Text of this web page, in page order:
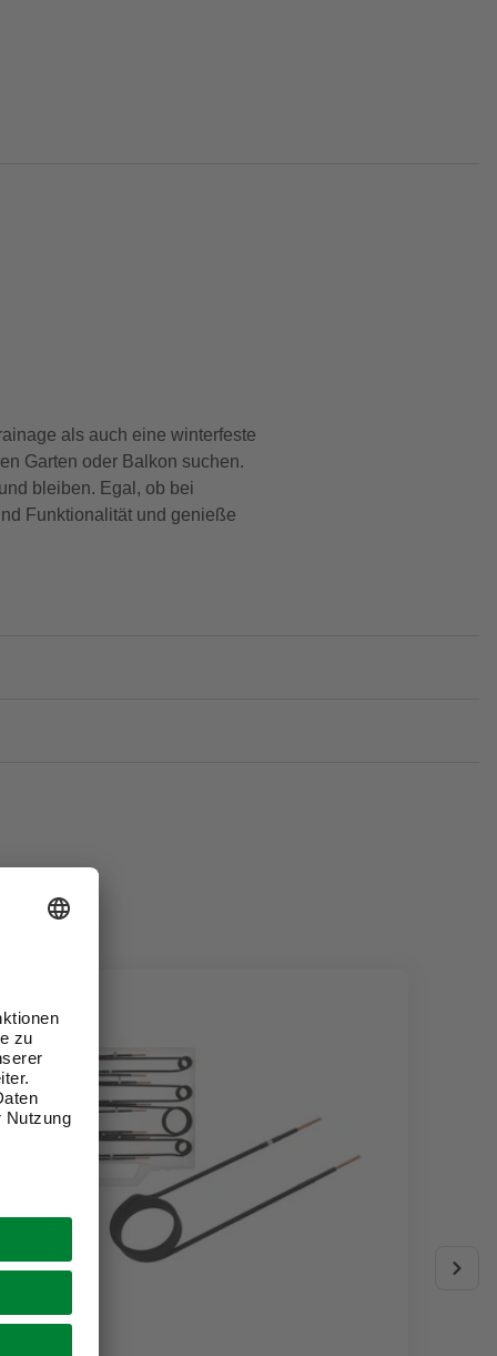
als auch eine winterfeste
Garten oder Balkon suchen.
bleiben. Egal, ob bei
Funktionalität und genieße